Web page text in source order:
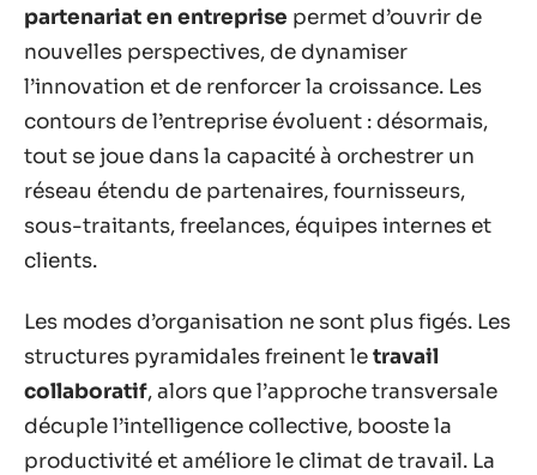
partenariat en entreprise permet d’ouvrir de
nouvelles perspectives, de dynamiser
l’innovation et de renforcer la croissance. Les
contours de l’entreprise évoluent : désormais,
tout se joue dans la capacité à orchestrer un
réseau étendu de partenaires, fournisseurs,
sous-traitants, freelances, équipes internes et
clients.
Les modes d’organisation ne sont plus figés. Les
structures pyramidales freinent letravail
collaboratif, alors que l’approche transversale
décuple l’intelligence collective, booste la
productivité et améliore le climat de travail. La